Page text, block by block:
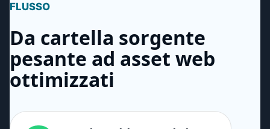
FLUSSO
Da cartella sorgente
pesante ad asset web
ottimizzati